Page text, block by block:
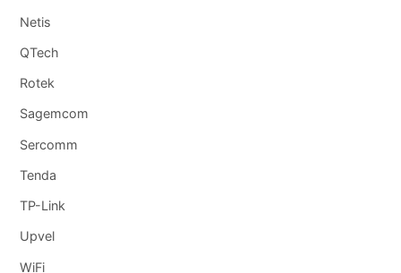
Netis
QTech
Rotek
Sagemcom
Sercomm
Tenda
TP-Link
Upvel
WiFi